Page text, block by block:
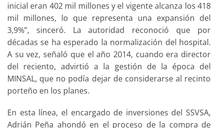
inicial eran 402 mil millones y el vigente alcanza los 418
mil millones, lo que representa una expansión del
3,9%”, sinceró. La autoridad reconoció que por
décadas se ha esperado la normalización del hospital.
A su vez, señaló que el año 2014, cuando era director
del reciento, advirtió a la gestión de la época del
MINSAL, que no podía dejar de considerarse al recinto
porteño en los planes.
En esta línea, el encargado de inversiones del SSVSA,
Adrián Peña ahondó en el proceso de la compra de